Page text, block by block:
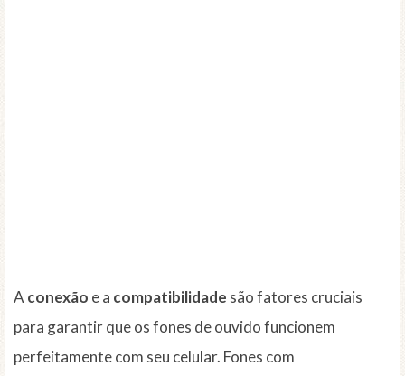
A conexão e a compatibilidade são fatores cruciais
para garantir que os fones de ouvido funcionem
perfeitamente com seu celular. Fones com